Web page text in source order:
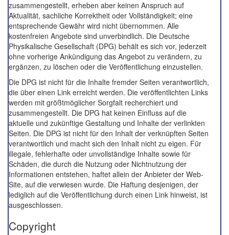
zusammengestellt, erheben aber keinen Anspruch auf
Aktualität, sachliche Korrektheit oder Vollständigkeit; eine
entsprechende Gewähr wird nicht übernommen. Alle
kostenfreien Angebote sind unverbindlich. Die Deutsche
Physikalische Gesellschaft (DPG) behält es sich vor, jederzeit
ohne vorherige Ankündigung das Angebot zu verändern, zu
ergänzen, zu löschen oder die Veröffentlichung einzustellen.
Die DPG ist nicht für die Inhalte fremder Seiten verantwortlich,
die über einen Link erreicht werden. Die veröffentlichten Links
werden mit größtmöglicher Sorgfalt recherchiert und
zusammengestellt. Die DPG hat keinen Einfluss auf die
aktuelle und zukünftige Gestaltung und Inhalte der verlinkten
Seiten. Die DPG ist nicht für den Inhalt der verknüpften Seiten
verantwortlich und macht sich den Inhalt nicht zu eigen. Für
illegale, fehlerhafte oder unvollständige Inhalte sowie für
Schäden, die durch die Nutzung oder Nichtnutzung der
Informationen entstehen, haftet allein der Anbieter der Web-
Site, auf die verwiesen wurde. Die Haftung desjenigen, der
lediglich auf die Veröffentlichung durch einen Link hinweist, ist
ausgeschlossen.
Copyright